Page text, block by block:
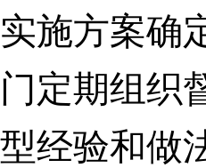
实施方案确
门定期组织
型经验和做